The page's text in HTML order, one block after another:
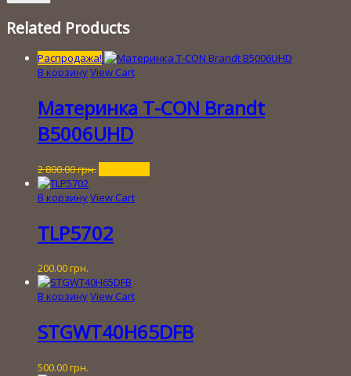
Related Products
Распродажа!
В корзинуView Cart
Материнка T-CON Brandt
B5006UHD
2 800.00грн.
составляла
800.00 грн..
В корзинуView Cart
TLP5702
200.00 грн.
В корзинуView Cart
STGWT40H65DFB
500.00 грн.